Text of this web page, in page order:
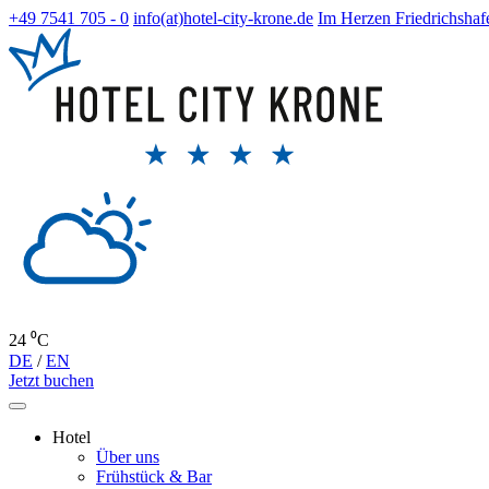
+49 7541 705 - 0 info(at)hotel-city-krone.de Im Herzen
24 ⁰C
DE /EN
Jetzt buchen
Hotel
Über uns
Frühstück & Bar